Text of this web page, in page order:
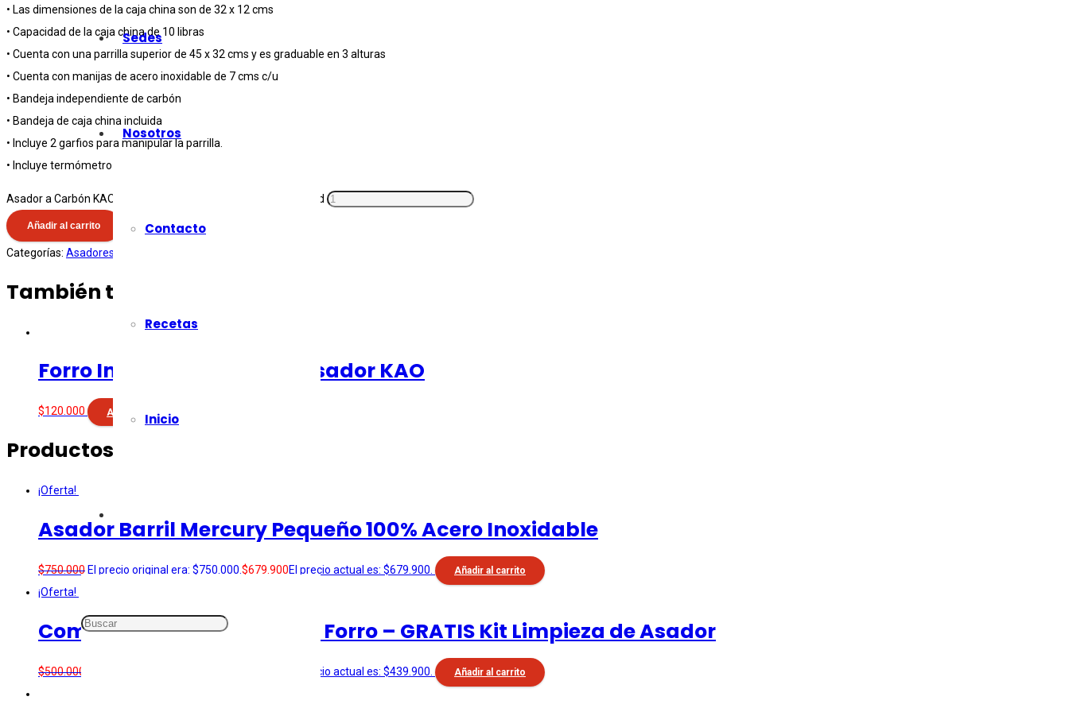
Sedes
Nosotros
Contacto
Recetas
Inicio
• Las dimensiones de la caja china son de 32 x 12 cms
• Capacidad de la caja china de 10 libras
• Cuenta con una parrilla superior de 45 x 32 cms y es graduable en 3 alturas
• Cuenta con manijas de acero inoxidable de 7 cms c/u
• Bandeja independiente de carbón
• Bandeja de caja china incluida
• Incluye 2 garfios para manipular la parrilla.
• Incluye termómetro
Asador a Carbón KAO - Parrilla con Caja China Volcano cantidad
Añadir al carrito
Categorías: Asadores
También te recomendamos…
Forro Impermeable para Asador KAO
$120.000 Añadir al carrito
Productos relacionados
¡Oferta!
Asador Barril Mercury Pequeño 100% Acero Inoxidable
$750.000 El precio original era: $750.000.$679.900El precio actual es: $679.900. Añadir al carrito
¡Oferta!
Combo – Asador BACO con Forro – GRATIS Kit Limpieza de Asador
$500.000 El precio actual es: $439.900. Añadir al carrito